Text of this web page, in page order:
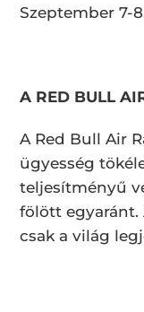
Szeptember 7-
A RED BULL
A Red Bull Air
ügyesség
teljesítményű
fölött egyaránt.
csak a világ